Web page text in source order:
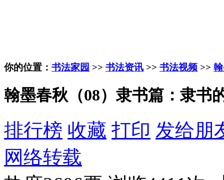
你的位置： 书法家园 >> 书法资讯 >> 书法视频 >>
翰墨春秋（08）隶书篇：隶书
排行榜 收藏 打印 发给朋
网络转载